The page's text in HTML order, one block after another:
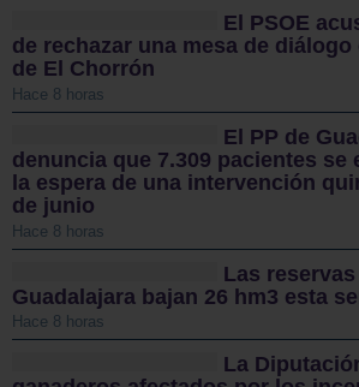
El PSOE
de rechazar una mesa de
de El Chorrón
Hace 8 horas
El PP de
denuncia que 7.309 pacientes se
la espera de una intervención
de junio
Hace 8 horas
Las
Guadalajara bajan 26 hm3 esta
Hace 8 horas
La